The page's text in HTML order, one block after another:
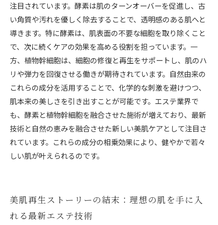
注目されています。酵素は肌のターンオーバーを促進し、古
い角質や汚れを優しく除去することで、透明感のある肌へと
導きます。特に酵素は、肌表面の不要な細胞を取り除くこと
で、次に続くケアの効果を高める役割を担っています。一
方、植物幹細胞は、細胞の修復と再生をサポートし、肌のハ
リや弾力を回復させる働きが期待されています。自然由来の
これらの成分を活用することで、化学的な刺激を避けつつ、
肌本来の美しさを引き出すことが可能です。エステ業界で
も、酵素と植物幹細胞を融合させた施術が増えており、最新
技術と自然の恵みを融合させた新しい美肌ケアとして注目さ
れています。これらの成分の相乗効果により、健やかで若々
しい肌が叶えられるのです。
美肌再生ストーリーの結末：理想の肌を手に入
れる最新エステ技術